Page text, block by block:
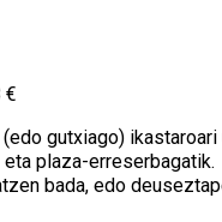
€
gutxiago)
plaza-erreserbagatik.
bada, edo